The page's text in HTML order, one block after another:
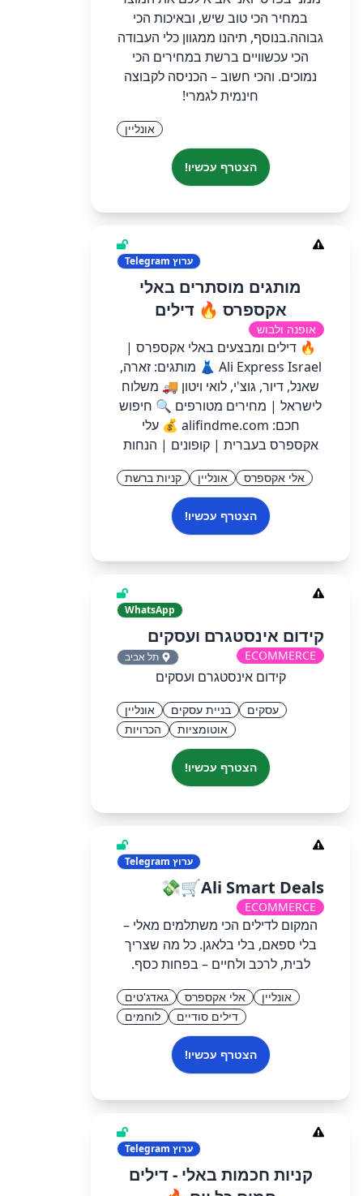
במחיר הכי טוב שיש, ובאיכות הכי
גבוהה. ​בנוסף, תיהנו ממגוון כלי העבודה
הכי עכשוויים ברשת במחירים הכי
נמוכים. והכי חשוב – הכניסה לקבוצה
חינמית לגמרי!
אונליין
הצטרף עכשיו!
ערוץ
מותגים מוסתרים באלי
אקספרס 🔥 דילים
אופנה ולבוש
🔥 דילים ומבצעים באלי אקספרס |
Ali Express Israel 👗 מותגים: זארה,
שאנל, דיור, גוצ'י, לואי ויטון 🚚 משלוח
לישראל | מחירים מטורפים 🔍 חיפוש
חכם: alifindme.com 💰 עלי
אקספרס בעברית | קופונים | הנחות
אלי אקספרס אונליין קניות ברשת
הצטרף עכשיו!
WhatsApp
קידום אינסטגרם ועסקים
ECOMMERCE תל אביב
קידום אינסטגרם ועסקים
עסקים בניית עסקים
אונליין
אוטומציות
הכרויות
הצטרף עכשיו!
ערוץ
Ali Smart Deals🛒💸
ECOMMERCE
המקום לדילים הכי משתלמים מאלי –
בלי ספאם, בלי בלאגן. כל מה שצריך
לבית, לרכב ולחיים – בפחות כסף.
אונליין אלי אקספרס
גאדג'טים
דילים סודיים
לוחמים
הצטרף עכשיו!
ערוץ
קניות חכמות באלי - דילים